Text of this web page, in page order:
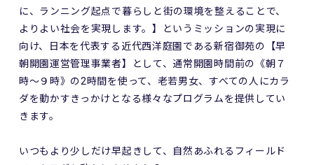
に、ランニング起点で暮らしと街の環境を整えることで、
よりよい社会を実現します。】というミッションの実現に
向け、日本を代表する近代西洋庭園である新宿御苑の【早
朝開園運営管理事業者】として、通常開園時間前の《朝７
時～９時》の2時間を使って、老若男女、すべての人にカラ
ダを動かすきっかけとなる様々なプログラムを提供してい
きます。
いつもより少しだけ早起きして、自然あふれるフィールド